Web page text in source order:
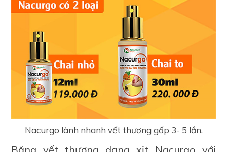
Nacurgo lành nhanh vết thương gấp 3- 5 lần.